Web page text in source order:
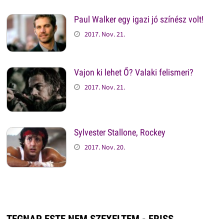
Paul Walker egy igazi jó színész volt!
2017. Nov. 21.
Vajon ki lehet Ő? Valaki felismeri?
2017. Nov. 21.
Sylvester Stallone, Rockey
2017. Nov. 20.